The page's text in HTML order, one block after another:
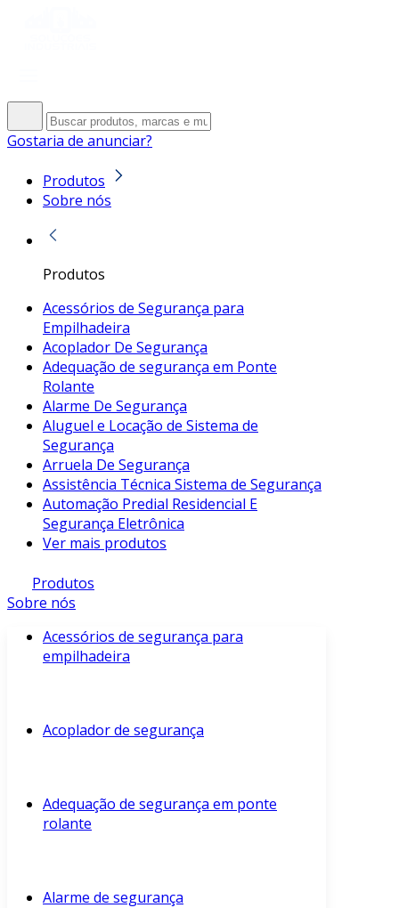
Gostaria de anunciar?
Produtos
Sobre nós
Produtos
Acessórios de Segurança para
Empilhadeira
Acoplador De Segurança
Adequação de segurança em Ponte
Rolante
Alarme De Segurança
Aluguel e Locação de Sistema de
Segurança
Arruela De Segurança
Assistência Técnica Sistema de Segurança
Automação Predial Residencial E
Segurança Eletrônica
Ver mais produtos
Produtos
Sobre nós
Acessórios de segurança para
empilhadeira
Acoplador de segurança
Adequação de segurança em ponte
rolante
Alarme de segurança